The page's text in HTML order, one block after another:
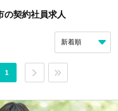
の契約社員求人
1